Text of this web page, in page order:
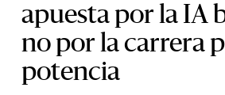
apuesta por la IA
no por la carrera
potencia